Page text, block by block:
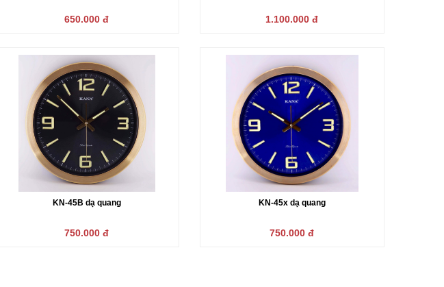
650.000 đ 1.100.000 đ
KN-45B dạ quang
750.000 đ
KN-45x dạ quang
750.000 đ